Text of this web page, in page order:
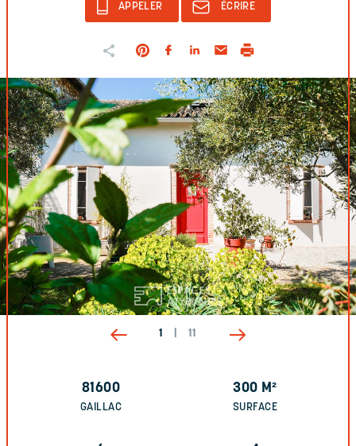
APPELER ÉCRIRE
1 11
81600
GAILLAC
300 M²
SURFACE